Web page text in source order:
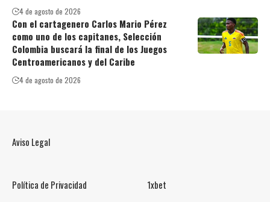
4 de agosto de 2026
Con el cartagenero Carlos Mario Pérez
como uno de los capitanes, Selección
Colombia buscará la final de los Juegos
Centroamericanos y del Caribe
4 de agosto de 2026
Aviso Legal
Política de Privacidad 1xbet